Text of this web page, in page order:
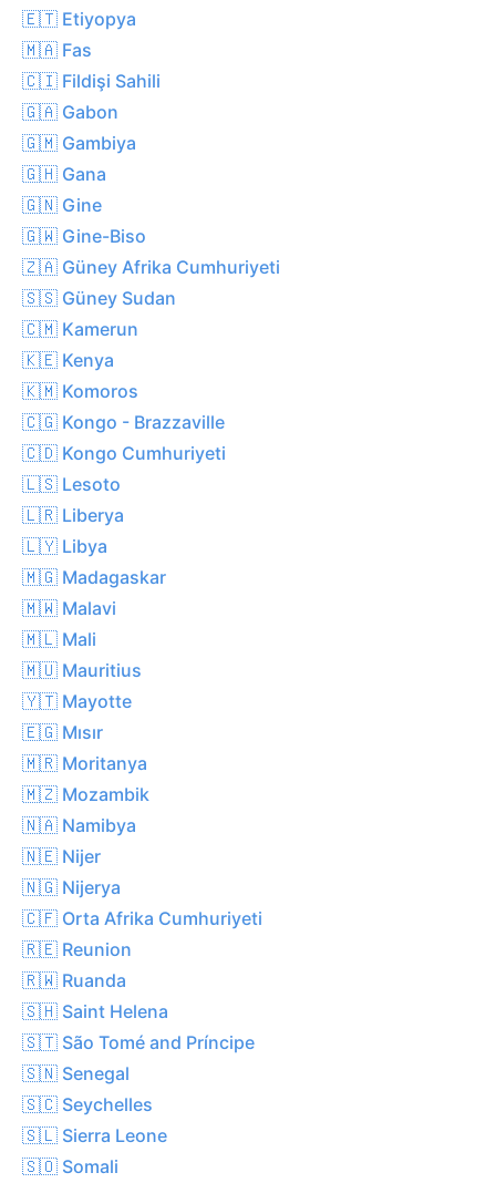
🇪🇹 Etiyopya
🇲🇦 Fas
🇨🇮 Fildişi Sahili
🇬🇦 Gabon
🇬🇲 Gambiya
🇬🇭 Gana
🇬🇳 Gine
🇬🇼 Gine-Biso
🇿🇦 Güney Afrika Cumhuriyeti
🇸🇸 Güney Sudan
🇨🇲 Kamerun
🇰🇪 Kenya
🇰🇲 Komoros
🇨🇬 Kongo - Brazzaville
🇨🇩 Kongo Cumhuriyeti
🇱🇸 Lesoto
🇱🇷 Liberya
🇱🇾 Libya
🇲🇬 Madagaskar
🇲🇼 Malavi
🇲🇱 Mali
🇲🇺 Mauritius
🇾🇹 Mayotte
🇪🇬 Mısır
🇲🇷 Moritanya
🇲🇿 Mozambik
🇳🇦 Namibya
🇳🇪 Nijer
🇳🇬 Nijerya
🇨🇫 Orta Afrika Cumhuriyeti
🇷🇪 Reunion
🇷🇼 Ruanda
🇸🇭 Saint Helena
🇸🇹 São Tomé and Príncipe
🇸🇳 Senegal
🇸🇨 Seychelles
🇸🇱 Sierra Leone
🇸🇴 Somali